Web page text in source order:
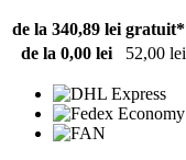
de la 340,89 lei gratuit*
de la 0,00 lei
52,00 lei